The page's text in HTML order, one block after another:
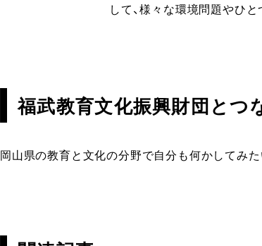
して、様々な環境問題やひ
福武教育文化振興財団とつ
岡山県の教育と文化の分野で自分も何かしてみ